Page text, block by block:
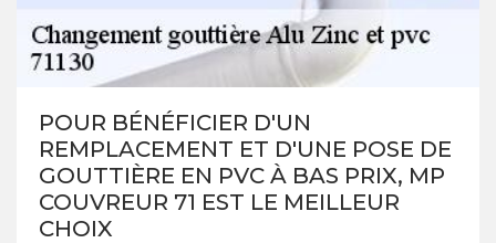
POUR BÉNÉFICIER D'UN
REMPLACEMENT ET D'UNE POSE DE
GOUTTIÈRE EN PVC À BAS PRIX, MP
COUVREUR 71 EST LE MEILLEUR
CHOIX